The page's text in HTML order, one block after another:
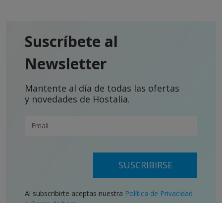
Suscríbete al
Newsletter
Mantente al día de todas las ofertas
y novedades de Hostalia.
SUSCRIBIRSE
Al subscribirte aceptas nuestra Política de Privacidad